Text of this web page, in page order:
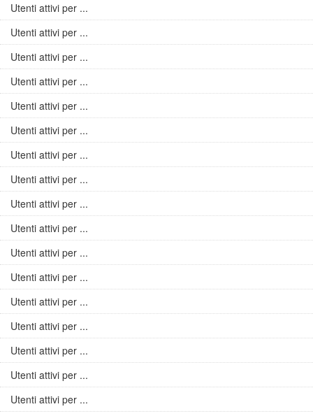
Utenti attivi per ...
Utenti attivi per ...
Utenti attivi per ...
Utenti attivi per ...
Utenti attivi per ...
Utenti attivi per ...
Utenti attivi per ...
Utenti attivi per ...
Utenti attivi per ...
Utenti attivi per ...
Utenti attivi per ...
Utenti attivi per ...
Utenti attivi per ...
Utenti attivi per ...
Utenti attivi per ...
Utenti attivi per ...
Utenti attivi per ...